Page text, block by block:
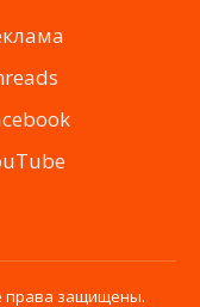
права защищены.